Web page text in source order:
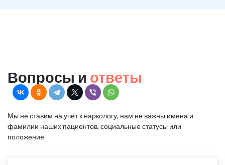
Вопросы и ответы
Мы не ставим на учёт к наркологу, нам не важны имена и
фамилии наших пациентов, социальные статусы или
положение